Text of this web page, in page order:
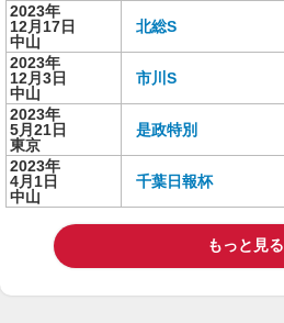
2023年
12月17日
中山
北総S
2023年
12月3日
中山
市川S
2023年
5月21日
東京
是政特別
2023年
4月1日
中山
千葉日報杯
もっと見る